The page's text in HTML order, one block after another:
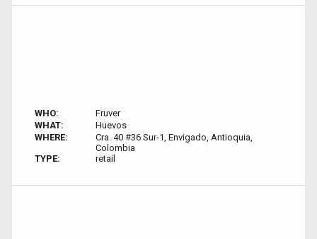
WHO:
Fruver
WHAT:
Huevos
WHERE:
Cra. 40 #36 Sur-1, Envigado, Antioquia,
Colombia
TYPE:
retail